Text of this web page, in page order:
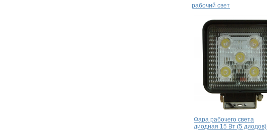
рабочий свет
Фара рабочего света
диодная 15 Вт (5 диодов)